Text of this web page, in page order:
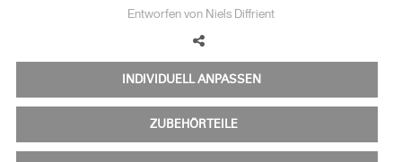
Entworfen von Niels Diffrient
INDIVIDUELL ANPASSEN
ZUBEHÖRTEILE